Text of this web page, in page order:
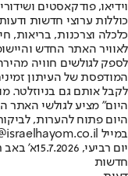
וידיאו, פודקאסטים
כוללות ערוצי חדשות
לאוויר האתר החדש
לספק לגולשים חוויה
המודפסת של העיתון
לקבל אותם גם בניוזלטר.
היום" מציע לגולשי האתר
היום פתוח להערות,
במייל hayom@israelhayom.co.il.
יום רביעי, 15.7.2026
א' באב
חדשות